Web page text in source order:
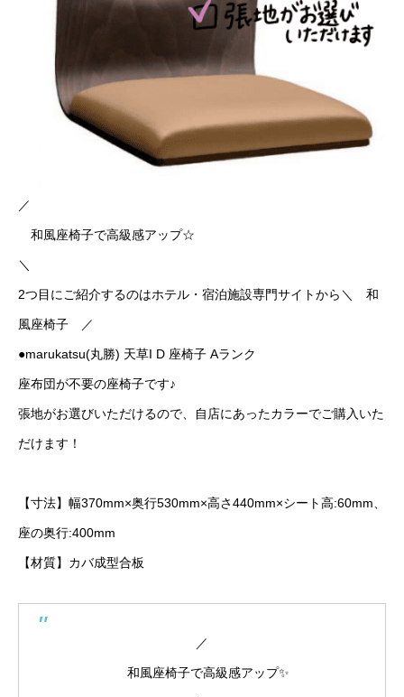
／
和風座椅子で高級感アップ☆
＼
2つ目にご紹介するのはホテル・宿泊施設専門サイトから＼ 和
風座椅子 ／
●marukatsu(丸勝) 天草I D 座椅子 Aランク
座布団が不要の座椅子です♪
張地がお選びいただけるので、自店にあったカラーでご購入いた
だけます！
【寸法】幅370mm×奥行530mm×高さ440mm×シート高:60mm、
座の奥行:400mm
【材質】カバ成型合板
／
和風座椅子で高級感アップ✨